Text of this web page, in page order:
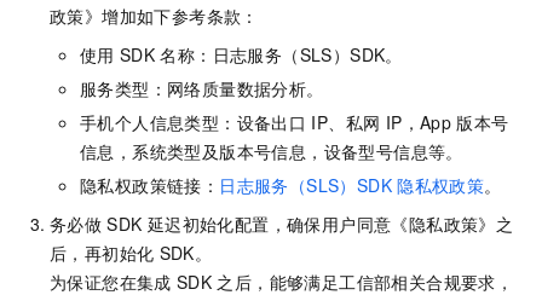
政策》增加如下参考条款：
使用 SDK 名称：日志服务（SLS）SDK。
服务类型：网络质量数据分析。
手机个人信息类型：设备出口 IP、私网 IP，App 版本号
信息，系统类型及版本号信息，设备型号信息等。
隐私权政策链接： 日志服务（SLS）SDK 隐私权政策。
务必做 SDK 延迟初始化配置，确保用户同意《隐私政策》之
后，再初始化 SDK。
为保证您在集成 SDK 之后，能够满足工信部相关合规要求，